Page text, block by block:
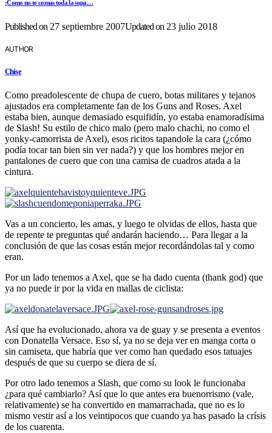
¡Como no te comas toda la sopa…
Published on27 septiembre 2007Updated on23 julio 2018
AUTHOR
Chise
Como preadolescente de chupa de cuero, botas militares y tejanos
ajustados era completamente fan de los Guns and Roses. Axel
estaba bien, aunque demasiado esquifidí­n, yo estaba enamoradí­sima
de Slash! Su estilo de chico malo (pero malo chachi, no como el
yonky-camorrista de Axel), esos ricitos tapandole la cara (¿cómo
podí­a tocar tan bien sin ver nada?) y que los hombres mejor en
pantalones de cuero que con una camisa de cuadros atada a la
cintura.
Vas a un concierto, les amas, y luego te olvidas de ellos, hasta que
de repente te preguntas qué andarán haciendo… Para llegar a la
conclusión de que las cosas están mejor recordándolas tal y como
eran.
Por un lado tenemos a Axel, que se ha dado cuenta (thank god) que
ya no puede ir por la vida en mallas de ciclista:
Así­ que ha evolucionado, ahora va de guay y se presenta a eventos
con Donatella Versace. Eso sí­, ya no se deja ver en manga corta o
sin camiseta, que habrí­a que ver como han quedado esos tatuajes
después de que su cuerpo se diera de sí­.
Por otro lado tenemos a Slash, que como su look le funcionaba
¿para qué cambiarlo? Así­ que lo que antes era buenorrismo (vale,
relativamente) se ha convertido en mamarrachada, que no es lo
mismo vestir así­ a los veintipocos que cuando ya has pasado la crí­sis
de los cuarenta.